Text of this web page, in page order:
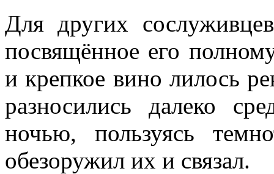
Для других
посвящённое его
и крепкое вино лилось
разносились далеко
ночью, пользуясь
обезоружил их и связал.